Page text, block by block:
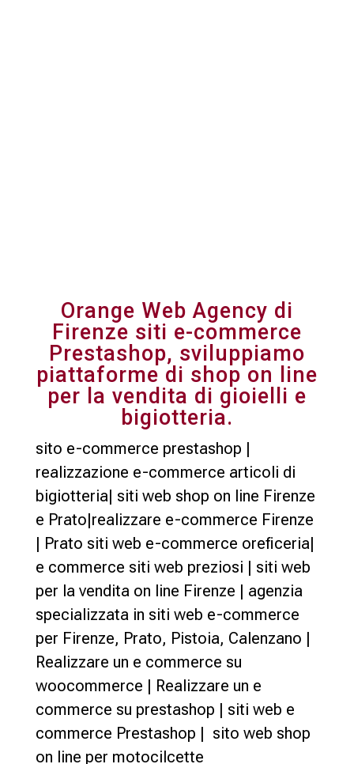
Orange Web Agency di
Firenze siti e-commerce
Prestashop, sviluppiamo
piattaforme di shop on line
per la vendita di gioielli e
bigiotteria.
sito e-commerce prestashop |
realizzazione e-commerce articoli di
bigiotteria| siti web shop on line Firenze
e Prato|realizzare e-commerce Firenze
| Prato siti web e-commerce oreficeria|
e commerce siti web preziosi | siti web
per la vendita on line Firenze | agenzia
specializzata in siti web e-commerce
per Firenze, Prato, Pistoia, Calenzano |
Realizzare un e commerce su
woocommerce | Realizzare un e
commerce su prestashop | siti web e
commerce Prestashop | sito web shop
on line per motocilcette